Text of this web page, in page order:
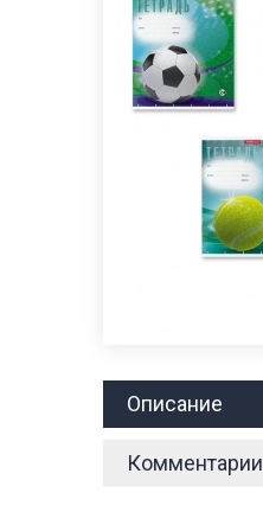
Описание
Комментарии